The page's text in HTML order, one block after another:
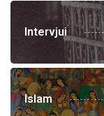
Intervjui
Islam